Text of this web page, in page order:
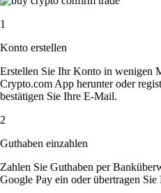
1
Konto erstellen
Erstellen Sie Ihr Konto in wenigen
Crypto.com App herunter oder
bestätigen Sie Ihre E-Mail.
2
Guthaben einzahlen
Zahlen Sie Guthaben per
Google Pay ein oder übertragen